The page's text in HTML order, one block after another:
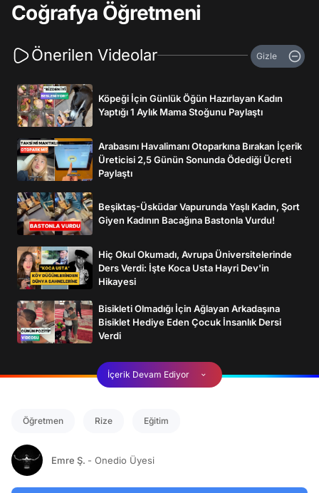
Coğrafya Öğretmeni
Önerilen Videolar Gizle
Köpeği İçin Günlük Öğün Hazırlayan Kadın
Yaptığı 1 Aylık Mama Stoğunu Paylaştı
Arabasını Havalimanı Otoparkına Bırakan İçerik
Üreticisi 2,5 Günün Sonunda Ödediği Ücreti
Paylaştı
Beşiktaş-Üsküdar Vapurunda Yaşlı Kadın, Şort
Giyen Kadının Bacağına Bastonla Vurdu!
Hiç Okul Okumadı, Avrupa Üniversitelerinde
Ders Verdi: İşte Koca Usta Hayri Dev'in
Hikayesi
Bisikleti Olmadığı İçin Ağlayan Arkadaşına
Bisiklet Hediye Eden Çocuk İnsanlık Dersi
Verdi
İçerik Devam Ediyor
Öğretmen Rize Eğitim
Emre Ş. - Onedio Üyesi